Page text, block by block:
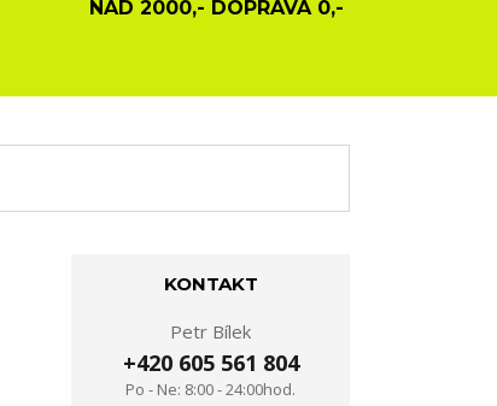
NAD 2000,- DOPRAVA 0,-
KONTAKT
Petr Bílek
+420 605 561 804
Po - Ne: 8:00 - 24:00hod.